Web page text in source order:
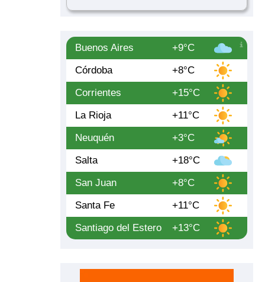
Buenos Aires
+9°C
Córdoba
+8°C
Corrientes
+15°C
La Rioja
+11°C
Neuquén
+3°C
Salta
+18°C
San Juan
+8°C
Santa Fe
+11°C
Santiago del Estero
+13°C